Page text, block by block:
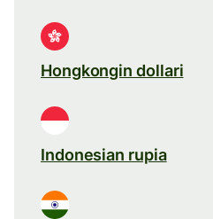
Hongkongin dollari
Indonesian rupia